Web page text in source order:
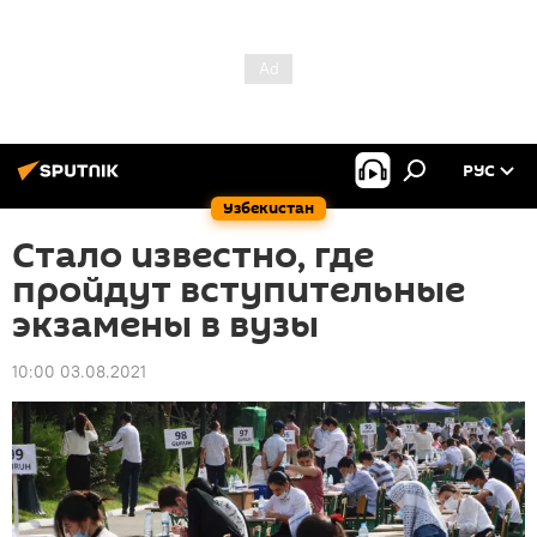
Узбекистан
РУС
Стало известно, где
пройдут вступительные
экзамены в вузы
10:00 03.08.2021